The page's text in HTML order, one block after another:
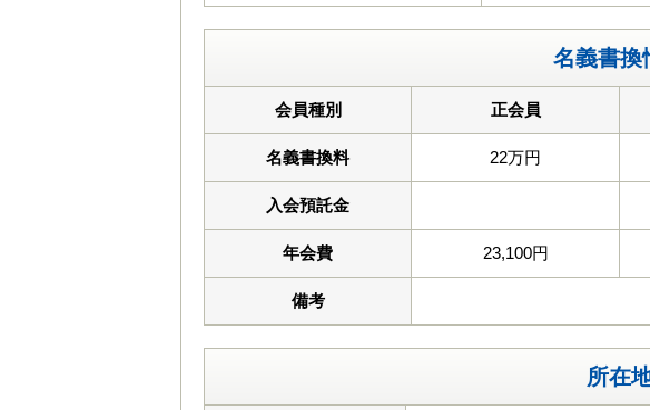
名義書換
会員種別 正会員
名義書換料 22万円
入会預託金
年会費 23,100円
備考
所在